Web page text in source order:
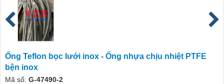
Ống Teflon bọc lưới inox - Ống nhựa chịu nhiệt PTFE
bện inox
Mã số: G-47490-2